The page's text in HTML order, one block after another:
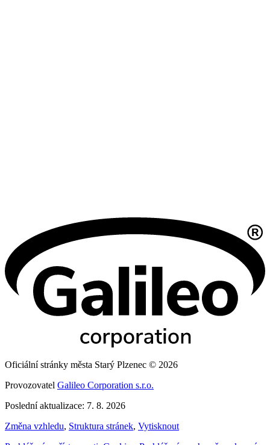
Oficiální stránky města Starý Plzenec © 2026
Provozovatel Galileo Corporation s.r.o.
Poslední aktualizace: 7. 8. 2026
Změna vzhledu, Struktura stránek, Vytisknout